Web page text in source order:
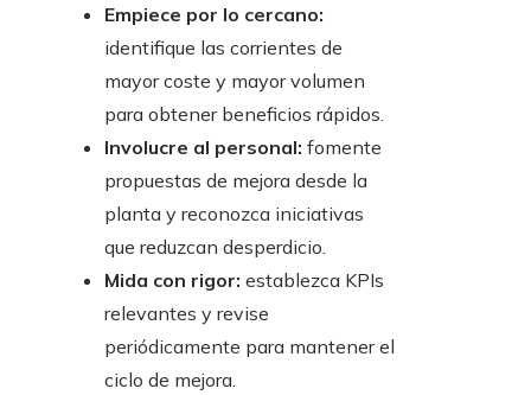
Empiece por lo cercano:
identifique las corrientes de
mayor coste y mayor volumen
para obtener beneficios rápidos.
Involucre al personal: fomente
propuestas de mejora desde la
planta y reconozca iniciativas
que reduzcan desperdicio.
Mida con rigor: establezca KPIs
relevantes y revise
periódicamente para mantener el
ciclo de mejora.